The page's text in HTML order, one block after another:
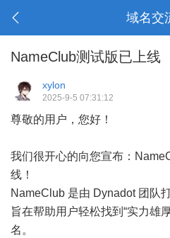
域名交
NameClub测试版已上线
xylon
2025-9-5 07:31:12
尊敬的用户，您好！
我们很开心的向您宣布：
线！
NameClub 是由 Dynadot 团队
旨在帮助用户轻松找到“实力雄
名。